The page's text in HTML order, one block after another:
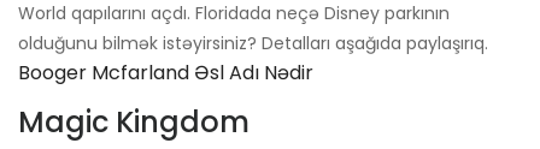
World qapılarını açdı. Floridada neçə Disney parkının
olduğunu bilmək istəyirsiniz? Detalları aşağıda paylaşırıq.
Booger Mcfarland Əsl Adı Nədir
Magic Kingdom